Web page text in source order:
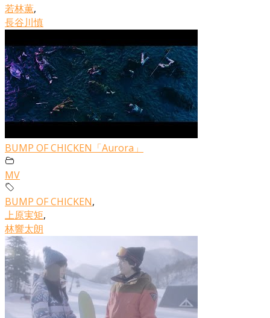
若林薫,
長谷川慎
BUMP OF CHICKEN「Aurora」
MV
BUMP OF CHICKEN,
上原実矩,
林響太朗